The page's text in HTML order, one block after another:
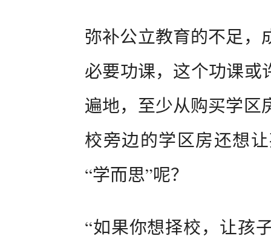
弥补公立教育的不足，
必要功课，这个功课或
遍地，至少从购买学区
校旁边的学区房还想
“学而思”呢？
“如果你想择校，让孩